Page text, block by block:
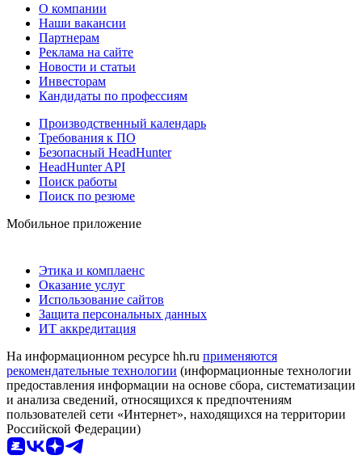
О компании
Наши вакансии
Партнерам
Реклама на сайте
Новости и статьи
Инвесторам
Кандидаты по профессиям
Производственный календарь
Требования к ПО
Безопасный HeadHunter
HeadHunter API
Поиск работы
Поиск по резюме
Мобильное приложение
Этика и комплаенс
Оказание услуг
Использование сайтов
Защита персональных данных
ИТ аккредитация
На информационном ресурсе hh.ru применяются
рекомендательные технологии (информационные технологии
предоставления информации на основе сбора, систематизации
и анализа сведений, относящихся к предпочтениям
пользователей сети «Интернет», находящихся на территории
Российской Федерации)